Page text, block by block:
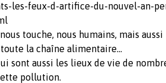
les-feux-d-artifice-du-nouvel-an-
touche, nous humains, mais
la chaîne alimentaire...
sont aussi les lieux de vie de
pollution.